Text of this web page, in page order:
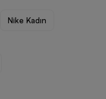
Nike Kadın